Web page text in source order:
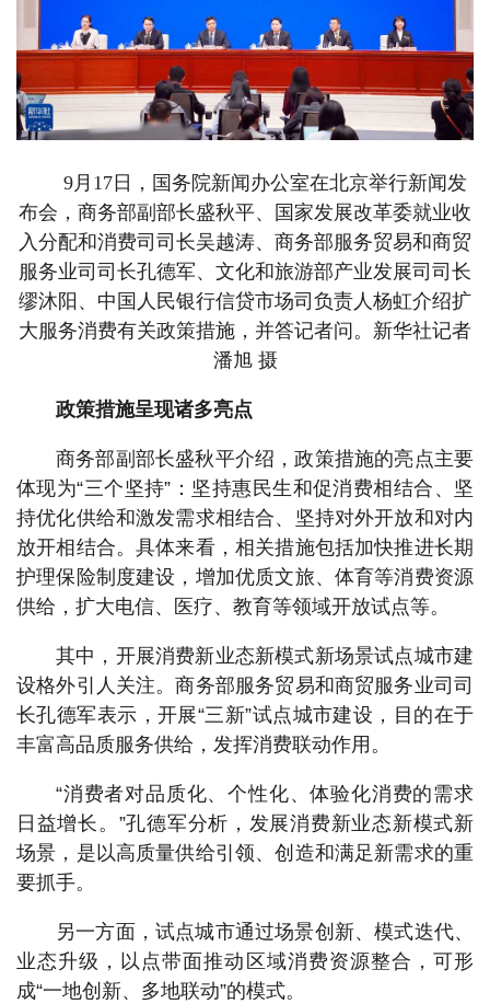
9月17日，国务院新闻办公室在北京举行新闻发
布会，商务部副部长盛秋平、国家发展改革委就业收
入分配和消费司司长吴越涛、商务部服务贸易和商贸
服务业司司长孔德军、文化和旅游部产业发展司司长
缪沐阳、中国人民银行信贷市场司负责人杨虹介绍扩
大服务消费有关政策措施，并答记者问。新华社记者
潘旭 摄
政策措施呈现诸多亮点
商务部副部长盛秋平介绍，政策措施的亮点主要
体现为“三个坚持”：坚持惠民生和促消费相结合、坚
持优化供给和激发需求相结合、坚持对外开放和对内
放开相结合。具体来看，相关措施包括加快推进长期
护理保险制度建设，增加优质文旅、体育等消费资源
供给，扩大电信、医疗、教育等领域开放试点等。
其中，开展消费新业态新模式新场景试点城市建
设格外引人关注。商务部服务贸易和商贸服务业司司
长孔德军表示，开展“三新”试点城市建设，目的在于
丰富高品质服务供给，发挥消费联动作用。
“消费者对品质化、个性化、体验化消费的需求
日益增长。”孔德军分析，发展消费新业态新模式新
场景，是以高质量供给引领、创造和满足新需求的重
要抓手。
另一方面，试点城市通过场景创新、模式迭代、
业态升级，以点带面推动区域消费资源整合，可形
成“一地创新、多地联动”的模式。